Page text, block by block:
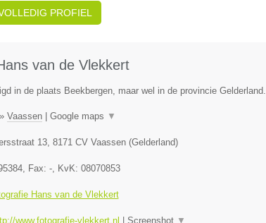
PROFIEL
van de Vlekkert
in de plaats Beekbergen, maar wel in de provincie Gelderland.
» Vaassen| Google maps ▼
13, 8171 CV Vaassen(Gelderland)
, Fax: -, KvK: 08070853
Hans van de Vlekkert
www.fotografie-vlekkert.nl Screenshot ▼